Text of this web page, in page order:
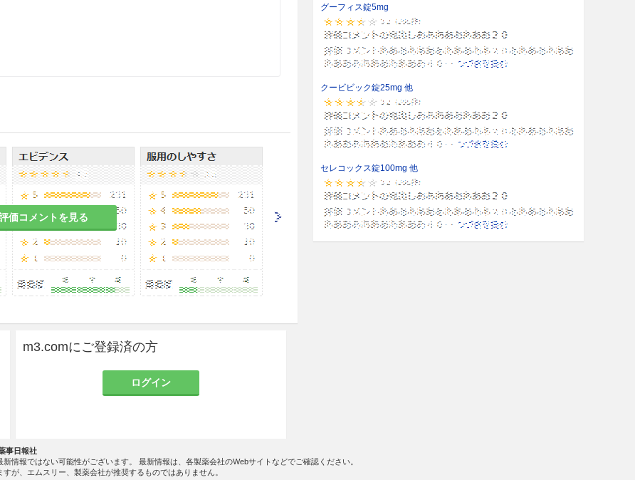
価コメントを見る
m3.comにご登録済の方
ログイン
グーフィス錠5mg
クービビック錠25mg 他
セレコックス錠100mg 他
事日報社
情報ではない可能性がございます。 最新情報は、各製薬会社のWebサイトなどでご確認ください。
が、エムスリー、製薬会社が推奨するものではありません。